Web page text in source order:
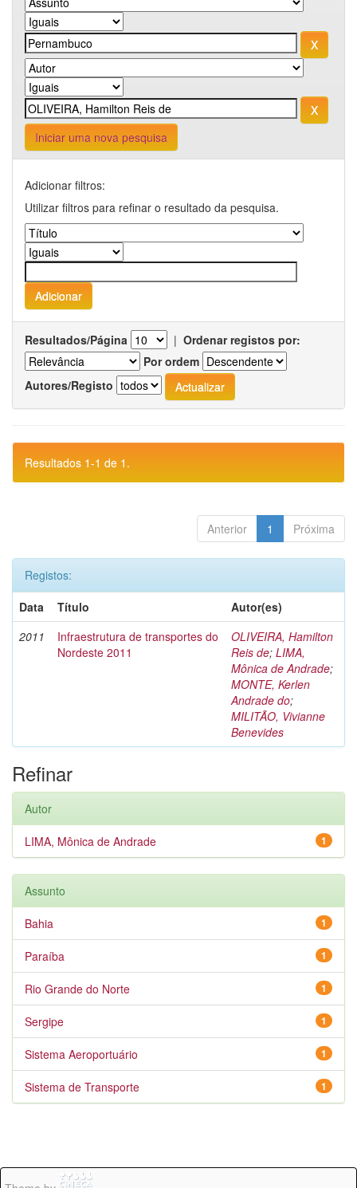
Iniciar uma nova pesquisa
Adicionar filtros:
Utilizar filtros para refinar o resultado da pesquisa.
Resultados/Página | Ordenar registos por:
Por ordem
Autores/Registo
Resultados 1-1 de 1.
Anterior 1 Próxima
Registos:
Data
Título
Autor(es)
2011
Infraestrutura de transportes do
Nordeste 2011
OLIVEIRA, Hamilton
Reis de; LIMA,
Mônica de Andrade;
MONTE, Kerlen
Andrade do;
MILITÃO, Vivianne
Benevides
Refinar
Autor
1
LIMA, Mônica de Andrade
Assunto
1
Bahia
1
Paraíba
1
Rio Grande do Norte
1
Sergipe
1
Sistema Aeroportuário
1
Sistema de Transporte